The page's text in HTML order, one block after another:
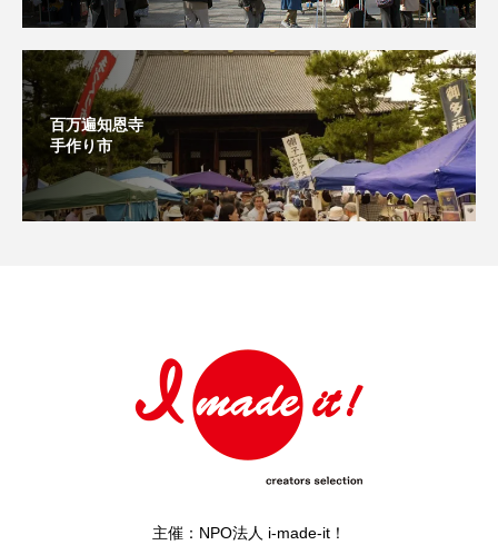
百万遍知恩寺
手作り市
主催：NPO法人 i-made-it！